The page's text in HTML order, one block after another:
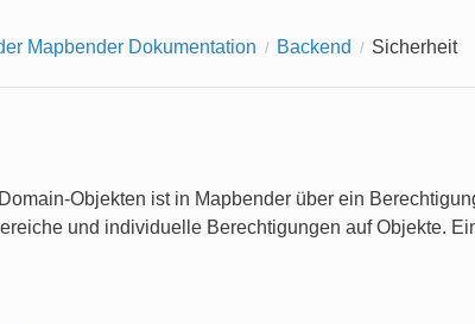
Mapbender Dokumentation Backend Sicherheit
Objekten ist in Mapbender über ein
und individuelle Berechtigungen auf Objekte.